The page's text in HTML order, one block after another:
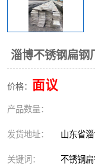
淄博不锈钢扁钢
价格： 面议
产品数量：
发货地址： 山东省
关键词： 不锈钢扁